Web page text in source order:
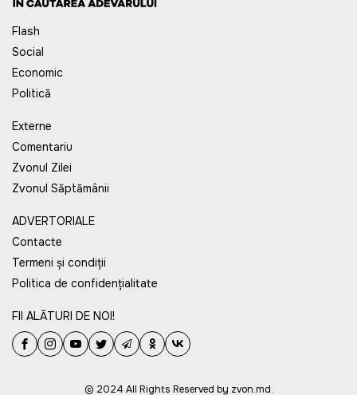
Flash
Social
Economic
Politică
Externe
Comentariu
Zvonul Zilei
Zvonul Săptămânii
ADVERTORIALE
Contacte
Termeni și condiții
Politica de confidențialitate
FII ALĂTURI DE NOI!
© 2024 All Rights Reserved by zvon.md.